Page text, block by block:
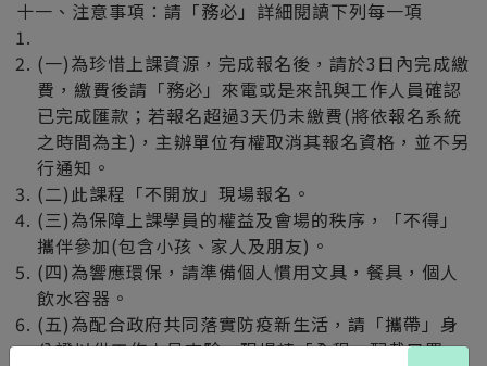
十一、注意事項：請「務必」詳細閱讀下列每一項
(一)為珍惜上課資源，完成報名後，請於3日內完成繳
費，繳費後請「務必」來電或是來訊與工作人員確認
已完成匯款；若報名超過3天仍未繳費(將依報名系統
之時間為主)，主辦單位有權取消其報名資格，並不另
行通知。
(二)此課程「不開放」現場報名。
(三)為保障上課學員的權益及會場的秩序，「不得」
攜伴參加(包含小孩、家人及朋友)。
(四)為響應環保，請準備個人慣用文具，餐具，個人
飲水容器。
(五)為配合政府共同落實防疫新生活，請「攜帶」身
分證以供工作人員查驗，現場請「全程」配戴口罩，